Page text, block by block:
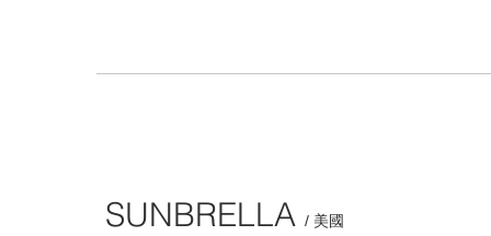
SUNBRELLA / 美國